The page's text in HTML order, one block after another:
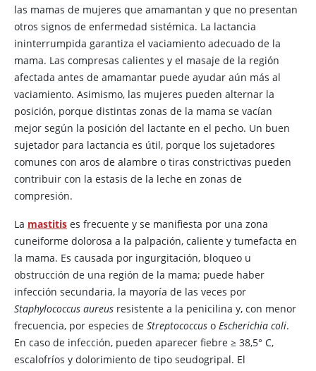
las mamas de mujeres que amamantan y que no presentan
otros signos de enfermedad sistémica. La lactancia
ininterrumpida garantiza el vaciamiento adecuado de la
mama. Las compresas calientes y el masaje de la región
afectada antes de amamantar puede ayudar aún más al
vaciamiento. Asimismo, las mujeres pueden alternar la
posición, porque distintas zonas de la mama se vacían
mejor según la posición del lactante en el pecho. Un buen
sujetador para lactancia es útil, porque los sujetadores
comunes con aros de alambre o tiras constrictivas pueden
contribuir con la estasis de la leche en zonas de
compresión.
La mastitis es frecuente y se manifiesta por una zona
cuneiforme dolorosa a la palpación, caliente y tumefacta en
la mama. Es causada por ingurgitación, bloqueo u
obstrucción de una región de la mama; puede haber
infección secundaria, la mayoría de las veces por
Staphylococcus aureus resistente a la penicilina y, con menor
frecuencia, por especies de Streptococcus o Escherichia coli.
En caso de infección, pueden aparecer fiebre ≥ 38,5° C,
escalofríos y dolorimiento de tipo seudogripal. El